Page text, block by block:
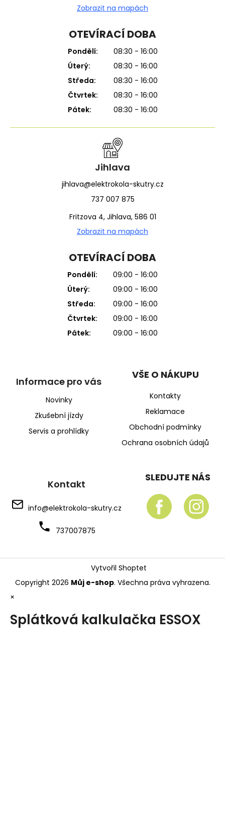
Zobrazit na mapách
OTEVÍRACÍ DOBA
Pondělí:
08:30 - 16:00
Úterý:
08:30 - 16:00
Středa:
08:30 - 16:00
Čtvrtek:
08:30 - 16:00
Pátek:
08:30 - 16:00
Jihlava
jihlava@elektrokola-skutry.cz
737 007 875
Fritzova 4, Jihlava, 586 01
Zobrazit na mapách
OTEVÍRACÍ DOBA
Pondělí:
09:00 - 16:00
Úterý:
09:00 - 16:00
Středa:
09:00 - 16:00
Čtvrtek:
09:00 - 16:00
Pátek:
09:00 - 16:00
Informace pro vás
Novinky
Zkušební jízdy
Servis a prohlídky
VŠE O NÁKUPU
Kontakty
Reklamace
Obchodní podmínky
Ochrana osobních údajů
Kontakt
info@elektrokola-skutry.cz
737007875
SLEDUJTE NÁS
Vytvořil Shoptet
Copyright 2026 Můj e-shop. Všechna práva vyhrazena.
×
Splátková kalkulačka ESSOX